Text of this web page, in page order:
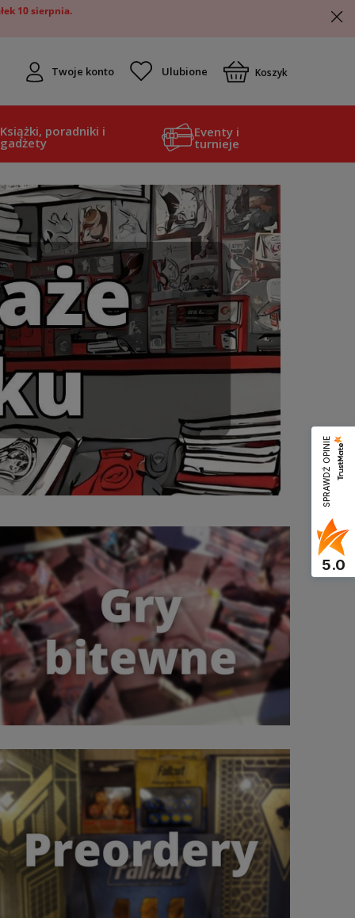
10 sierpnia.
Twoje konto Koszyk
Książki, poradniki i
gadżety
Eventy i
turnieje
SPRAWDŹ OPINIE
5.0